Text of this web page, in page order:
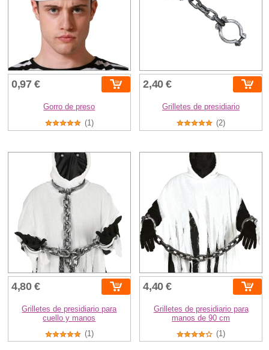
0,97 €
Gorro de preso
(1)
2,40 €
Grilletes de presidiario
(2)
4,80 €
Grilletes de presidiario para
cuello y manos
(1)
4,40 €
Grilletes de presidiario para
manos de 90 cm
(1)